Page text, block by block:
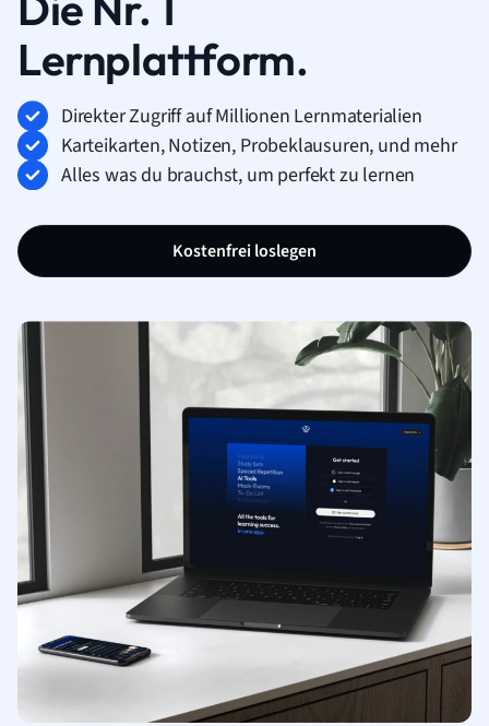
Lernplattform.
Direkter Zugriff auf Millionen Lernmaterialien
Karteikarten, Notizen, Probeklausuren, und mehr
Alles was du brauchst, um perfekt zu lernen
Kostenfrei loslegen